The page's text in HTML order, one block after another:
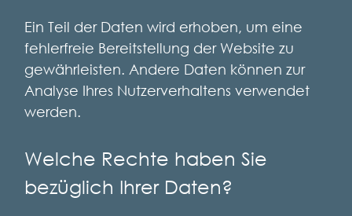
Ein Teil der Daten wird erhoben, um eine
fehlerfreie Bereitstellung der Website zu
gewährleisten. Andere Daten können zur
Analyse Ihres Nutzerverhaltens verwendet
werden.
Welche Rechte haben Sie
bezüglich Ihrer Daten?